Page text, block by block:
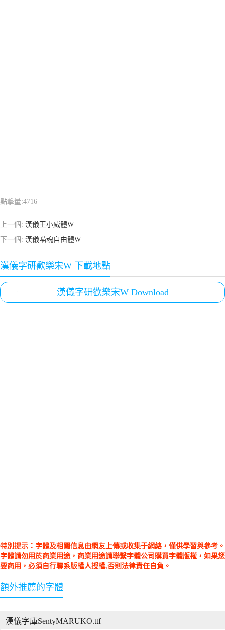
點擊量:4716
上一個: 漢儀王小威體W
下一個: 漢儀喵魂自由體W
漢儀字研歡樂宋W 下載地點
漢儀字研歡樂宋W Download
特別提示：字體及相關信息由網友上傳或收集于網絡，僅供學習與參考。
字體請勿用於商業用途，商業用途請聯繫字體公司購買字體版權，如果您
要商用，必須自行聯系版權人授權,否則法律責任自負。
額外推薦的字體
漢儀字庫SentyMARUKO.ttf